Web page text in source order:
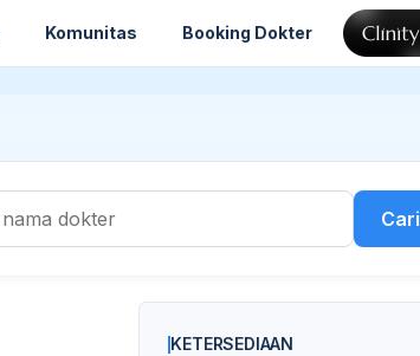
Komunitas Booking Dokter
Cari
KETERSEDIAAN